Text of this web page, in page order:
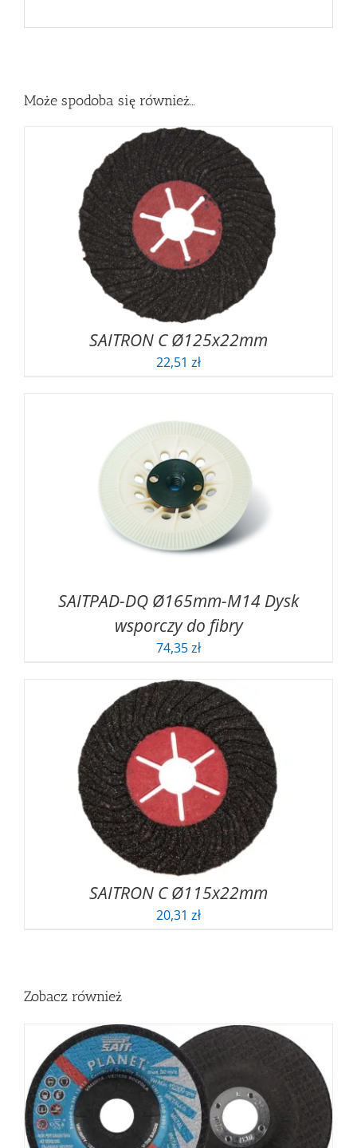
Może spodoba się również…
SAITRON C Ø125x22mm
22,51 zł
SAITPAD-DQ Ø165mm-M14 Dysk
wsporczy do fibry
74,35zł
SAITRON C Ø115x22mm
20,31 zł
Zobacz również